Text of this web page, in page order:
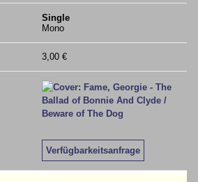
Single
Mono
3,00 €
Verfügbarkeitsanfrage